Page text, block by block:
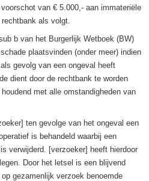
van € 5.000,- aan immateriële
als volgt.
b van het Burgerlijk Wetboek (BW)
plaatsvinden (onder meer) indien
gevolg van een ongeval heeft
dient door de rechtbank te worden
met alle omstandigheden van
ten gevolge van het ongeval een
is behandeld waarbij een
verwijderd. [verzoeker] heeft hierdoor
Door het letsel is een blijvend
gezamenlijk verzoek benoemde